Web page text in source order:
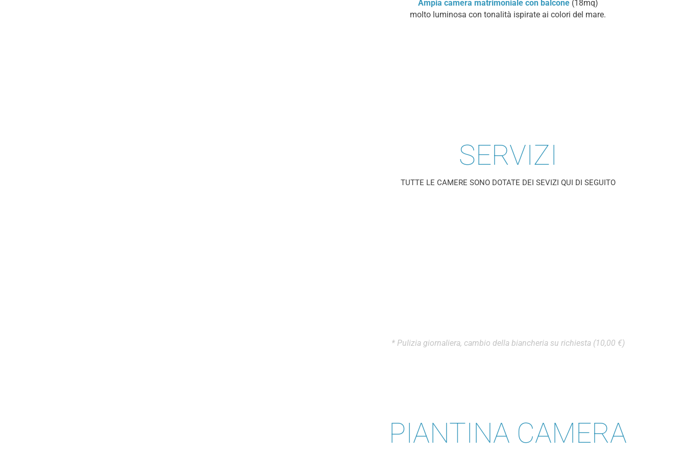
Ampia camera matrimoniale con balcone(18mq)
molto luminosa con tonalità ispirate ai colori del mare.
SERVIZI
TUTTE LE CAMERE SONO DOTATE DEI SEVIZI QUI DI SEGUITO
* Pulizia giornaliera, cambio della biancheria su richiesta (10,00 €)
PIANTINA CAMERA